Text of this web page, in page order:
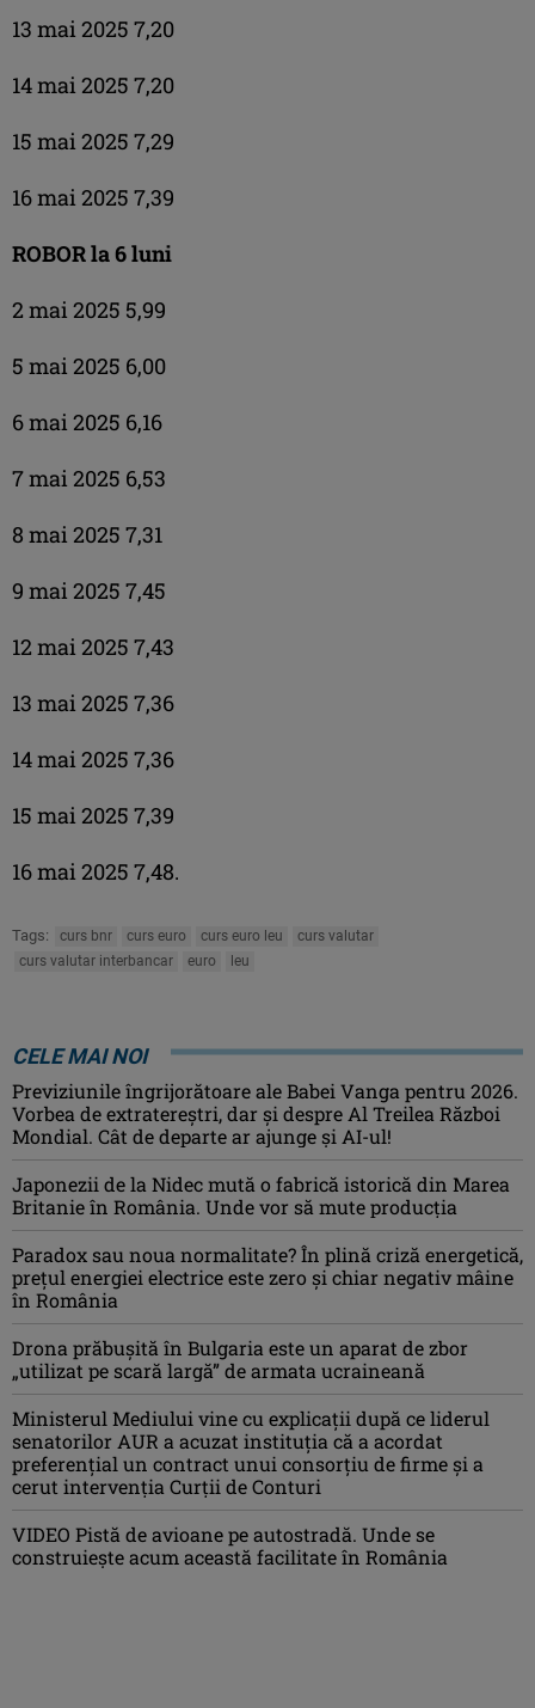
13 mai 2025 7,20
14 mai 2025 7,20
15 mai 2025 7,29
16 mai 2025 7,39
ROBOR la 6 luni
2 mai 2025 5,99
5 mai 2025 6,00
6 mai 2025 6,16
7 mai 2025 6,53
8 mai 2025 7,31
9 mai 2025 7,45
12 mai 2025 7,43
13 mai 2025 7,36
14 mai 2025 7,36
15 mai 2025 7,39
16 mai 2025 7,48.
Tags: curs bnr curs euro curs euro leu
curs valutar
curs valutar interbancar
euro leu
CELE MAI NOI
Previziunile îngrijorătoare ale Babei Vanga pentru 2026.
Vorbea de extratereștri, dar și despre Al Treilea Război
Mondial. Cât de departe ar ajunge și AI-ul!
Japonezii de la Nidec mută o fabrică istorică din Marea
Britanie în România. Unde vor să mute producția
Paradox sau noua normalitate? În plină criză energetică,
prețul energiei electrice este zero și chiar negativ mâine
în România
Drona prăbuşită în Bulgaria este un aparat de zbor
„utilizat pe scară largă” de armata ucraineană
Ministerul Mediului vine cu explicații după ce liderul
senatorilor AUR a acuzat instituția că a acordat
preferențial un contract unui consorțiu de firme și a
cerut intervenția Curții de Conturi
VIDEO Pistă de avioane pe autostradă. Unde se
construiește acum această facilitate în România